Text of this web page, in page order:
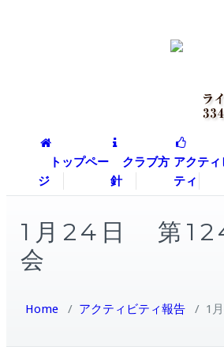
トップペー
ジ
クラブ方
針
アクティ
ティ
1月24日 第
会
Home / アクティビティ報告 / 1